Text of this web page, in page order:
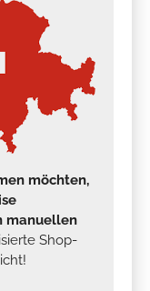
möchten,
manuellen
Shop-